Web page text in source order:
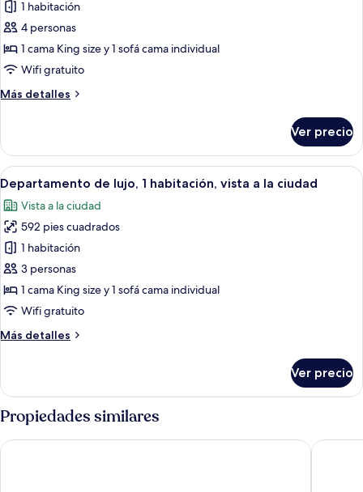
Departamento
Deluxe,
1
cama
size
cama,
vista
a
la
ciudad
1 habitación
4 personas
1 cama King size y 1 sofá cama individual
Wifi gratuito
Más detalles
Más
Deluxe,
cama
King
size
y
sofá
cama,
vista
a
la
ciudad
Ver precio
Abrir
todas
las
fotos
de
Departamento
de
lujo,
habitación,
la
ciudad
Una sala de estar moderna con un
11
Departamento de lujo, 1 habitación, vista a la ciudad
Vista a la ciudad
592 pies cuadrados
1 habitación
3 personas
1 cama King size y 1 sofá cama individual
Wifi gratuito
Más detalles
Más
de
lujo,
1
habitación,
vista
Ver precio
Propiedades similares
Urban Serviced Apartments Hotel